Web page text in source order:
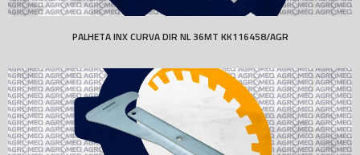
PALHETA INX CURVA DIR NL 36MT KK116458/AGR